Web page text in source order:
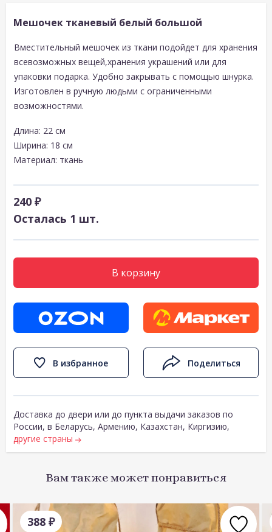
Мешочек тканевый белый большой
Вместительный мешочек из ткани подойдет для хранения
всевозможных вещей,хранения украшений или для
упаковки подарка. Удобно закрывать с помощью шнурка.
Изготовлен в ручную людьми с ограниченными
возможностями.
Длина: 22 см
Ширина: 18 см
Материал: ткань
240 ₽
Осталась 1 шт.
В корзину
Поделиться
В избранное
Доставка до двери или до пункта выдачи заказов по
России, в Беларусь, Армению, Казахстан, Киргизию,
другие страны
Вам также может понравиться
388 ₽